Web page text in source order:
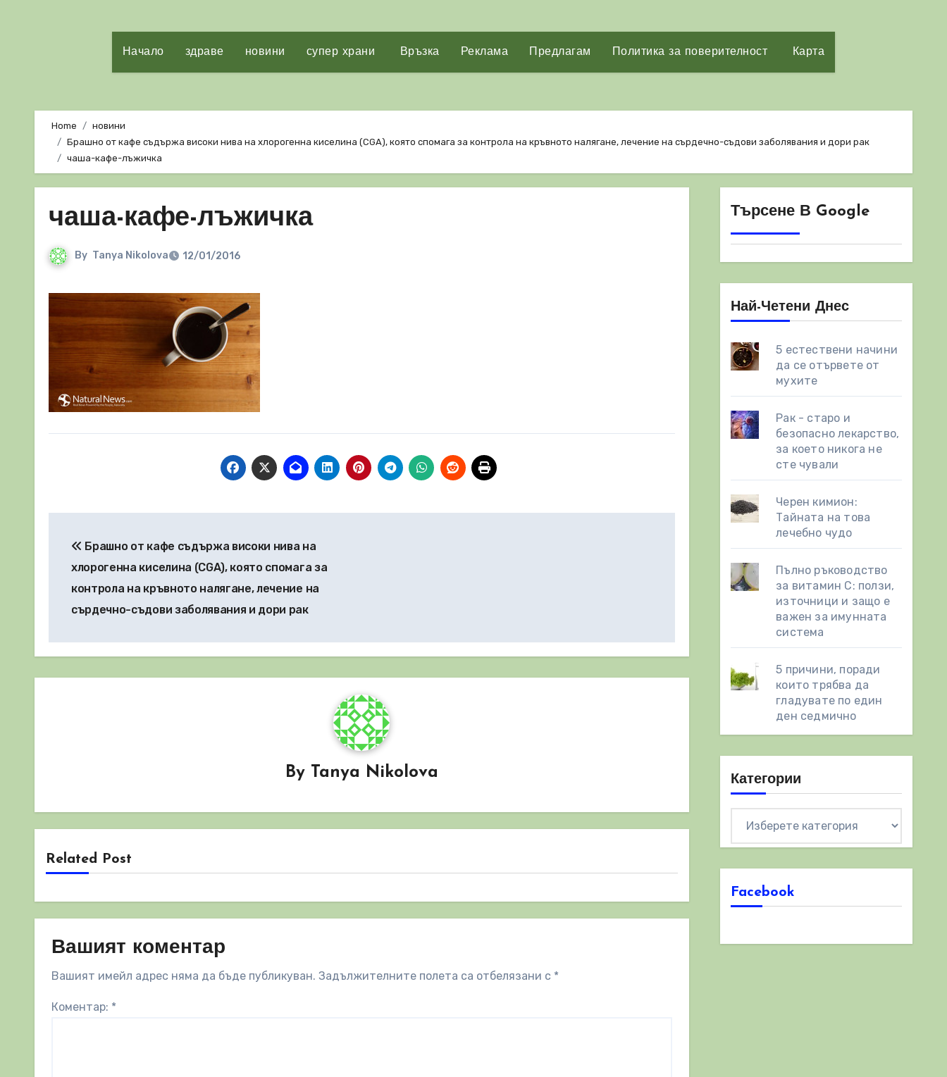
Начало здраве новини супер храни Връзка Реклама Предлагам Политика за поверителност Карта
Home
новини
Брашно от кафе съдържа високи нива на хлорогенна киселина (CGA), която спомага за контрола на кръвното налягане, лечение на сърдечно-съдови заболявания и дори рак
чаша-кафе-лъжичка
чаша-кафе-лъжичка
By Tanya Nikolova 12/01/2016
Брашно от кафе съдържа високи нива на
хлорогенна киселина (CGA), която спомага за
контрола на кръвното налягане, лечение на
сърдечно-съдови заболявания и дори рак
By Tanya Nikolova
Related Post
Вашият коментар
Вашият имейл адрес няма да бъде публикуван. Задължителните полета са отбелязани с *
Коментар: *
Търсене В Google
Най-Четени Днес
5 естествени начини
да се отървете от
мухите
Рак - старо и
безопасно лекарство,
за което никога не
сте чували
Черен кимион:
Тайната на това
лечебно чудо
Пълно ръководство
за витамин С: ползи,
източници и защо е
важен за имунната
система
5 причини, поради
които трябва да
гладувате по един
ден седмично
Категории
Facebook